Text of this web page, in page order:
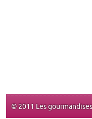
© 2011 Les